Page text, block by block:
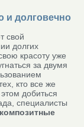
и долговечно
свой
долгих
красоту уже
за двумя
кто все же
добиться
специалисты
композитные